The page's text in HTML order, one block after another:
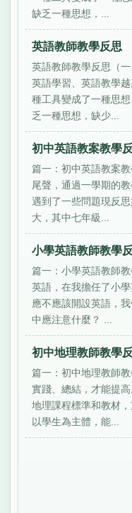
缺乏一種思想，...
英語教師教學反思
英語教師教學反思（
英語學習、英語教學
種工具變成了一種思
乏一種思想，缺少...
初中英語教案教學
篇一：初中英語教案
尾聲，通過一學期的
遇到了一些問題現反
大，其中七年級...
小學英語教師教學
篇一：小學英語教師
英語，在我擔任了小
應不應該開設英語，
中應注意什麼？ ...
初中地理教師教學
篇一：初中地理教師
實踐、總結，才能提
地理課程標準和教材
以學生為主體，能...